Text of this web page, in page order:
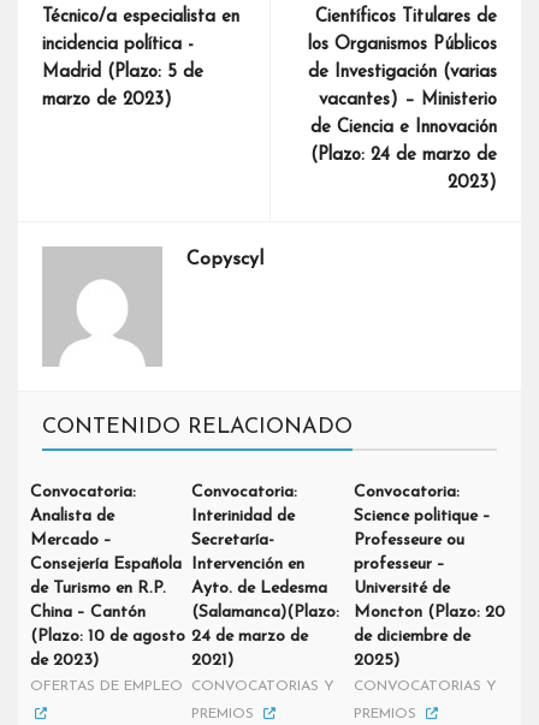
Técnico/a especialista en
incidencia política -
Madrid (Plazo: 5 de
marzo de 2023)
Científicos Titulares de
los Organismos Públicos
de Investigación (varias
vacantes) – Ministerio
de Ciencia e Innovación
(Plazo: 24 de marzo de
2023)
Copyscyl
CONTENIDO RELACIONADO
Convocatoria:
Analista de
Mercado –
Consejería Española
de Turismo en R.P.
China – Cantón
(Plazo: 10 de agosto
de 2023)
OFERTAS DE EMPLEO
Convocatoria:
Interinidad de
Secretaría-
Intervención en
Ayto. de Ledesma
(Salamanca)(Plazo:
24 de marzo de
2021)
CONVOCATORIAS Y
PREMIOS
Convocatoria:
Science politique –
Professeure ou
professeur –
Université de
Moncton (Plazo: 20
de diciembre de
2025)
CONVOCATORIAS Y
PREMIOS